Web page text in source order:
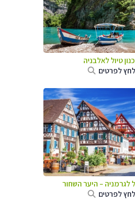
טיול לאלבניה
לחץ לפרטים
לגרמניה – היער השחור
לחץ לפרטים